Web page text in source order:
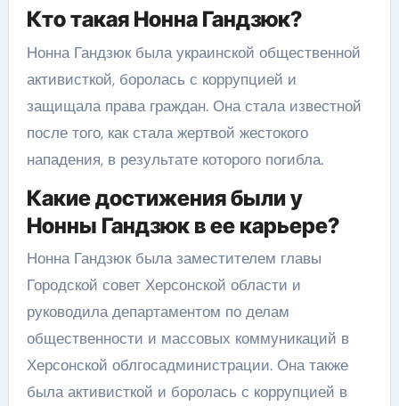
Кто такая Нонна Гандзюк?
Нонна Гандзюк была украинской общественной
активисткой, боролась с коррупцией и
защищала права граждан. Она стала известной
после того, как стала жертвой жестокого
нападения, в результате которого погибла.
Какие достижения были у
Нонны Гандзюк в ее карьере?
Нонна Гандзюк была заместителем главы
Городской совет Херсонской области и
руководила департаментом по делам
общественности и массовых коммуникаций в
Херсонской облгосадминистрации. Она также
была активисткой и боролась с коррупцией в